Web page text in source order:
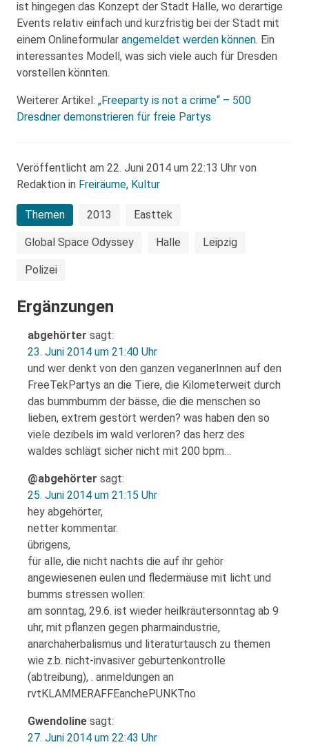
ist hingegen das Konzept der Stadt Halle, wo derartige
Events relativ einfach und kurzfristig bei der Stadt mit
einem Onlineformular angemeldet werden können. Ein
interessantes Modell, was sich viele auch für Dresden
vorstellen könnten.
Weiterer Artikel: „Freeparty is not a crime“ – 500
Dresdner demonstrieren für freie Partys
Veröffentlicht am 22. Juni 2014 um 22:13 Uhr von
Redaktion in Freiräume, Kultur
Themen 2013 Easttek
Global Space Odyssey Halle Leipzig
Polizei
Ergänzungen
abgehörter sagt:
23. Juni 2014 um 21:40 Uhr
und wer denkt von den ganzen veganerInnen auf den
FreeTekPartys an die Tiere, die Kilometerweit durch
das bummbumm der bässe, die die menschen so
lieben, extrem gestört werden? was haben den so
viele dezibels im wald verloren? das herz des
waldes schlägt sicher nicht mit 200 bpm…
@abgehörter sagt:
25. Juni 2014 um 21:15 Uhr
hey abgehörter,
netter kommentar.
übrigens,
für alle, die nicht nachts die auf ihr gehör
angewiesenen eulen und fledermäuse mit licht und
bumms stressen wollen:
am sonntag, 29.6. ist wieder heilkräutersonntag ab 9
uhr, mit pflanzen gegen pharmaindustrie,
anarchaherbalismus und literaturtausch zu themen
wie z.b. nicht-invasiver geburtenkontrolle
(abtreibung), . anmeldungen an
rvtKLAMMERAFFEanchePUNKTno
Gwendoline sagt:
27. Juni 2014 um 22:43 Uhr